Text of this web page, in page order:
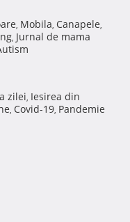
, Mobila, Canapele,
, Jurnal de mama
zilei, Iesirea din
, Covid-19, Pandemie